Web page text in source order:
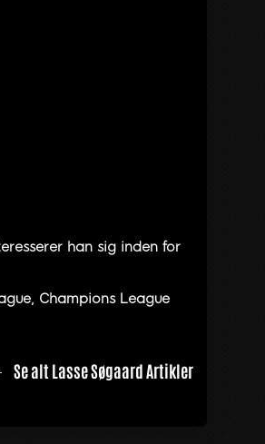
han sig inden for
Champions League
Se alt Lasse Søgaard Artikler